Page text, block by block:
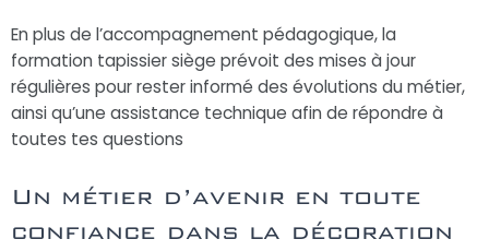
En plus de l’accompagnement pédagogique, la
formation tapissier siège prévoit des mises à jour
régulières pour rester informé des évolutions du métier,
ainsi qu’une assistance technique afin de répondre à
toutes tes questions
Un métier d’avenir en toute
confiance dans la décoration